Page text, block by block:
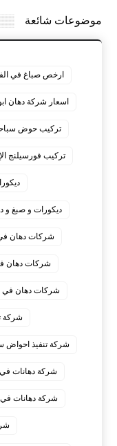
موضوعات شائعة
ارخص صباغ في
اسعار شركة دهان
تركيب حوض
تركيب فورسيلنج
ديكورات و صبغ و
شركات دهان
شركات دهان
شركات دهان في
شركة
شركة تنفيذ احواض
شركة دهانات
شركة دهانات